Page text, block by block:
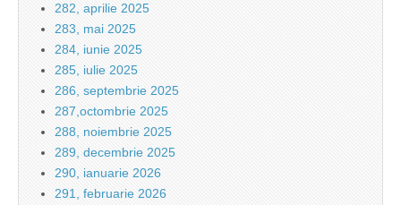
282, aprilie 2025
283, mai 2025
284, iunie 2025
285, iulie 2025
286, septembrie 2025
287,octombrie 2025
288, noiembrie 2025
289, decembrie 2025
290, ianuarie 2026
291, februarie 2026